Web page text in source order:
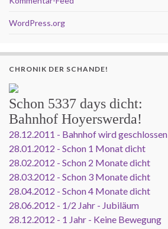
WordPress.org
CHRONIK DER SCHANDE!
Schon 5337 days dicht:
Bahnhof Hoyerswerda!
28.12.2011 - Bahnhof wird geschlossen
28.01.2012 - Schon 1 Monat dicht
28.02.2012 - Schon 2 Monate dicht
28.03.2012 - Schon 3 Monate dicht
28.04.2012 - Schon 4 Monate dicht
28.06.2012 - 1/2 Jahr - Jubiläum
28.12.2012 - 1 Jahr - Keine Bewegung